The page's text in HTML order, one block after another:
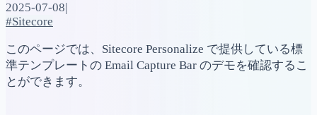
2025-07-08|
#Sitecore
このページでは、Sitecore Personalize で提供している標
準テンプレートの Email Capture Bar のデモを確認するこ
とができます。